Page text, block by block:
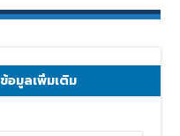
อมูลเพิ่มเติม